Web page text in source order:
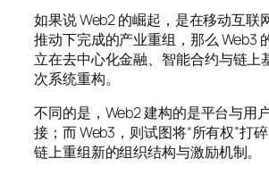
如果说 Web2 的崛起，是在移动互联
推动下完成的产业重组，那么 Web3
立在去中心化金融、智能合约与链上
次系统重构。
不同的是，Web2 建构的是平台与用
接；而 Web3，则试图将“所有权”打
链上重组新的组织结构与激励机制。